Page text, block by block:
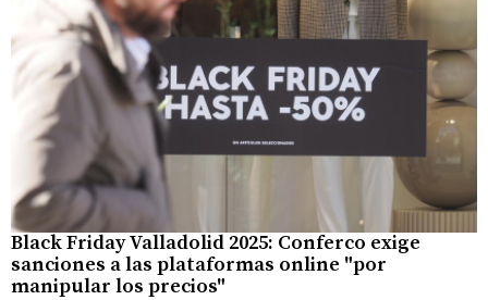
Black Friday Valladolid 2025: Conferco exige
sanciones a las plataformas online "por
manipular los precios"